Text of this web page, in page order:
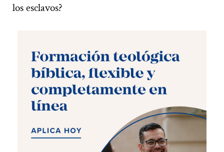
los esclavos?